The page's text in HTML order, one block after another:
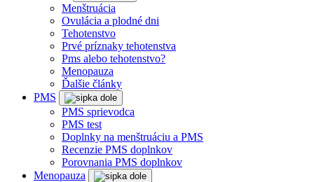
Menštruácia
Ovulácia a plodné dni
Tehotenstvo
Prvé príznaky tehotenstva
Pms alebo tehotenstvo?
Menopauza
Ďalšie články
PMS
PMS sprievodca
PMS test
Doplnky na menštruáciu a PMS
Recenzie PMS doplnkov
Porovnania PMS doplnkov
Menopauza